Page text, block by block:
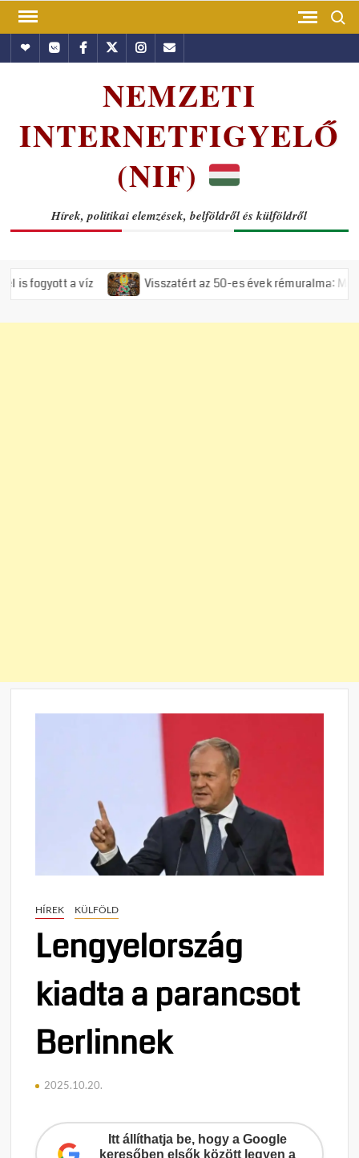
Skip
contentHundubVkontakte
Facebook
TwitterInstagram
Email
NEMZETI
INTERNETFIGYELŐ
(NIF)
Hírek, politikai elemzések, belföldről és külföldről
Visszatért az 50-es évek rémuralma: Megszavazta az
HÍREK KÜLFÖLD
Lengyelország
kiadta a parancsot
Berlinnek
2025.10.20.
Itt állíthatja be, hogy a Google
keresőben elsők között legyen a